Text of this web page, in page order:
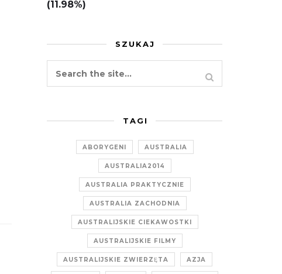
(11.98%)
SZUKAJ
TAGI
ABORYGENI AUSTRALIA
AUSTRALIA2014
AUSTRALIA PRAKTYCZNIE
AUSTRALIA ZACHODNIA
AUSTRALIJSKIE CIEKAWOSTKI
AUSTRALIJSKIE FILMY
AUSTRALIJSKIE ZWIERZĘTA AZJA